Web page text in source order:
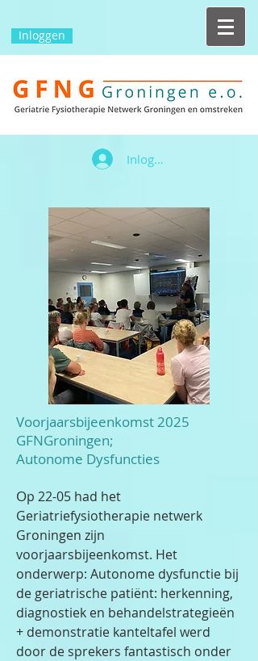
Inloggen
Inloggen
Voorjaarsbijeenkomst 2025
GFNGroningen;
Autonome Dysfuncties
Op 22-05 had het
Geriatriefysiotherapie netwerk
Groningen zijn
voorjaarsbijeenkomst. Het
onderwerp: Autonome dysfunctie bij
de geriatrische patiënt: herkenning,
diagnostiek en behandelstrategieën
+ demonstratie kanteltafel werd
door de sprekers fantastisch onder